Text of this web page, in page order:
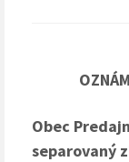
Obec
separovaný